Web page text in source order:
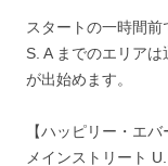
スタートの一時間
S. A までのエリア
が出始めます。
【ハッピリー・エ
メインストリート